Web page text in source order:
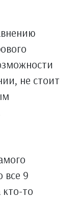
не стоит
все 9
кто-то